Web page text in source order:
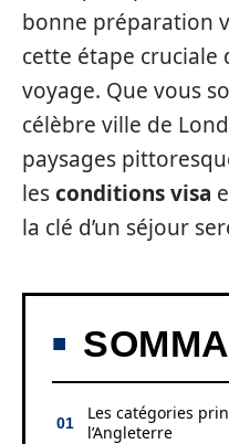
bonne préparation
cette étape
voyage. Que vous
célèbre ville de
paysages
lesconditions visa
la clé d’un séjour
Les catégories
l’Angleterre